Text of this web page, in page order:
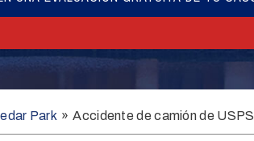
Park » Accidente de camión de USPS